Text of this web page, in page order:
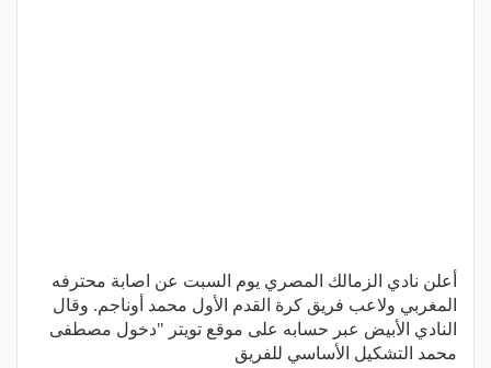
أعلن نادي الزمالك المصري يوم السبت عن اصابة محترفه
المغربي ولاعب فريق كرة القدم الأول محمد أوناجم. وقال
النادي الأبيض عبر حسابه على موقع تويتر "دخول مصطفى
محمد التشكيل الأساسي للفريق